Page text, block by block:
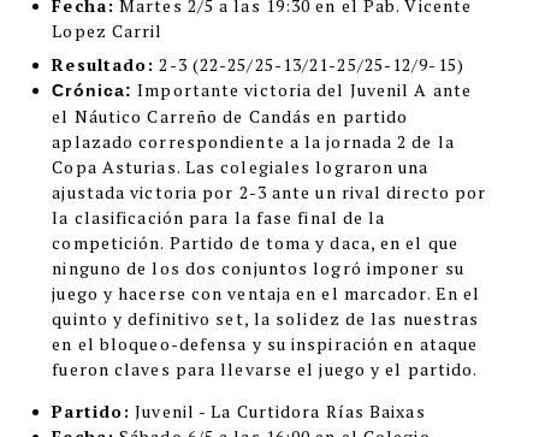
Fecha: Martes 2/5 a las 19:30 en el Pab. Vicente
Lopez Carril
Resultado: 2-3 (22-25/25-13/21-25/25-12/9-15)
Crónica: Importante victoria del Juvenil A ante
el Náutico Carreño de Candás en partido
aplazado correspondiente a la jornada 2 de la
Copa Asturias. Las colegiales lograron una
ajustada victoria por 2-3 ante un rival directo por
la clasificación para la fase final de la
competición. Partido de toma y daca, en el que
ninguno de los dos conjuntos logró imponer su
juego y hacerse con ventaja en el marcador. En el
quinto y definitivo set, la solidez de las nuestras
en el bloqueo-defensa y su inspiración en ataque
fueron claves para llevarse el juego y el partido.
Partido: Juvenil - La Curtidora Rías Baixas